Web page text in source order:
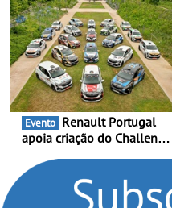
presença nacional ao lado
da mítica prova de ciclismo
e leva a sua gama SUV
multi-energia às estradas
de Portugal
Evento
apoia criação do Challenge
compromisso com o
automobilismo nacional
continua em 2026